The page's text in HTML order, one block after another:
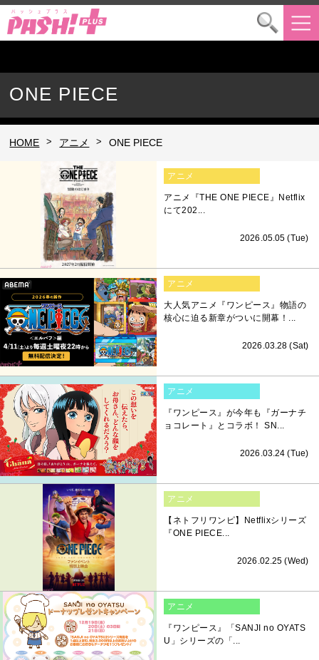
ONE PIECE
HOME > アニメ > ONE PIECE
アニメ
アニメ『THE ONE PIECE』Netflix
にて202...
2026.05.05 (Tue)
アニメ
大人気アニメ『ワンピース』物語の
核心に迫る新章がついに開幕！...
2026.03.28 (Sat)
アニメ
『ワンピース』が今年も『ガーナチ
ョコレート』とコラボ！ SN...
2026.03.24 (Tue)
アニメ
【ネトフリワンピ】Netflixシリーズ
『ONE PIECE...
2026.02.25 (Wed)
アニメ
『ワンピース』「SANJI no OYATS
U」シリーズの「...